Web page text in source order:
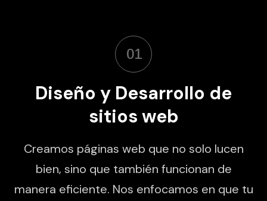
01
Diseño y Desarrollo de
sitios web
Creamos páginas web que no solo lucen
bien, sino que también funcionan de
manera eficiente. Nos enfocamos en que tu